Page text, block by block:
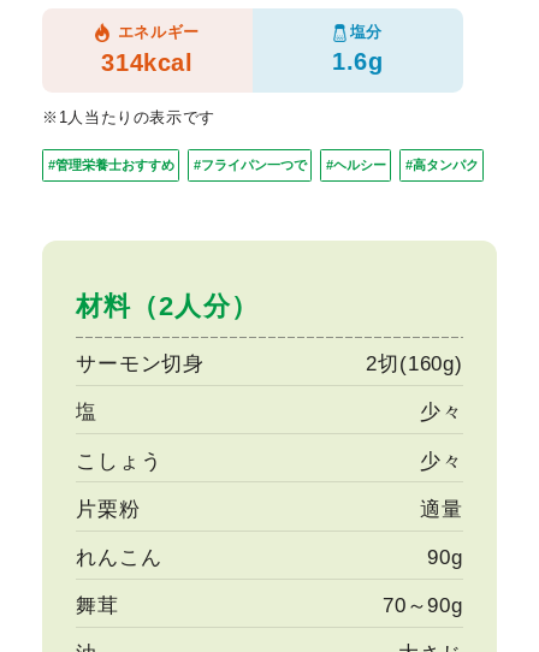
材料（2人分）
サーモン切身 2切(160g)
塩 少々
こしょう 少々
片栗粉 適量
れんこん 90g
舞茸 70～90g
エネルギー
314kcal
塩分
1.6g
※1人当たりの表示です
#管理栄養士おすすめ #フライパン一つで #ヘルシー #高タンパク